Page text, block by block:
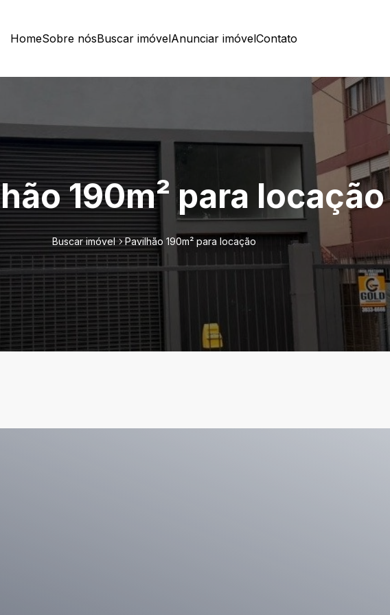
HomeSobre nósBuscar imóvelAnunciar imóvelContato
190m² para locação
Buscar imóvel Pavilhão 190m² para locação